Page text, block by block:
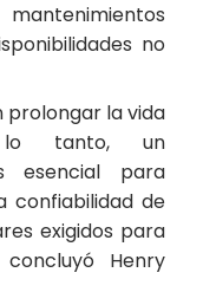
no
prolongar la vida
lo tanto, un
esencial para
confiabilidad de
exigidos para
Henry